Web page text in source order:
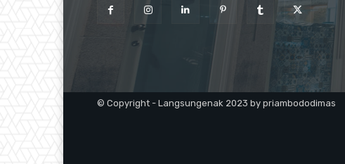
© Copyright - Langsungenak 2023 by priambododimas